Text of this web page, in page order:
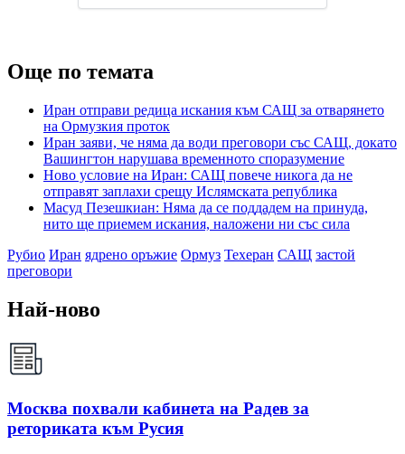
Още по темата
Иран отправи редица искания към САЩ за отварянето
на Ормузкия проток
Иран заяви, че няма да води преговори със САЩ, докато
Вашингтон нарушава временното споразумение
Ново условие на Иран: САЩ повече никога да не
отправят заплахи срещу Ислямската република
Масуд Пезешкиан: Няма да се поддадем на принуда,
нито ще приемем искания, наложени ни със сила
Рубио Иран ядрено оръжие Ормуз Техеран САЩ застой
преговори
Най-ново
Москва похвали кабинета на Радев за
реториката към Русия